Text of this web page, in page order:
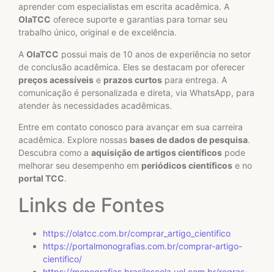
aprender com especialistas em escrita acadêmica. A
OlaTCC oferece suporte e garantias para tornar seu
trabalho único, original e de excelência.
A OlaTCC possui mais de 10 anos de experiência no setor
de conclusão acadêmica. Eles se destacam por oferecer
preços acessíveis e prazos curtos para entrega. A
comunicação é personalizada e direta, via WhatsApp, para
atender às necessidades acadêmicas.
Entre em contato conosco para avançar em sua carreira
acadêmica. Explore nossas bases de dados de pesquisa.
Descubra como a aquisição de artigos científicos pode
melhorar seu desempenho em periódicos científicos e no
portal TCC.
Links de Fontes
https://olatcc.com.br/comprar_artigo_cientifico
https://portalmonografias.com.br/comprar-artigo-
cientifico/